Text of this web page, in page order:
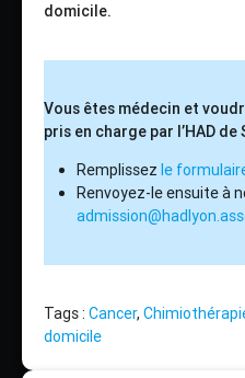
domicile.
Vous êtes médecin et
pris en charge par l’HAD de
Remplissez le
Renvoyez-le ensuite à
Tags : Cancer,
domicile